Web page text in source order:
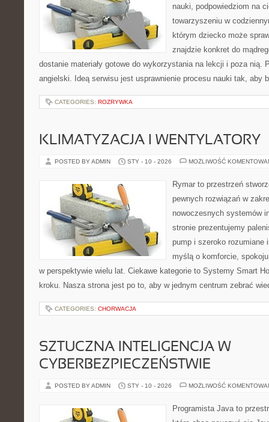
nauki, podpowiedziom na
towarzyszeniu w
którym dziecko może
znajdzie konkret do
dostanie materiały gotowe do wykorzystania na lekcji i poza nią.
angielski. Ideą serwisu jest usprawnienie procesu nauki tak, aby
CATEGORIES: ROZRYWKA
KLIMATYZACJA I WENTYLATORY
POSTED BY ADMIN STY - 10 - 2026 MOŻLIWOŚĆ
Rymar to przestrzeń
pewnych rozwiązań w
nowoczesnych systemów
stronie prezentujemy
pump i szeroko rozumiane
myślą o komforcie,
w perspektywie wielu lat. Ciekawe kategorie to Systemy Smart
kroku. Nasza strona jest po to, aby w jednym centrum zebrać
CATEGORIES: CHORWACJA
SZTUCZNA INTELIGENCJA W
CYBERBEZPIECZEŃSTWIE
POSTED BY ADMIN STY - 10 - 2026 MOŻLIWOŚĆ
Programista Java to